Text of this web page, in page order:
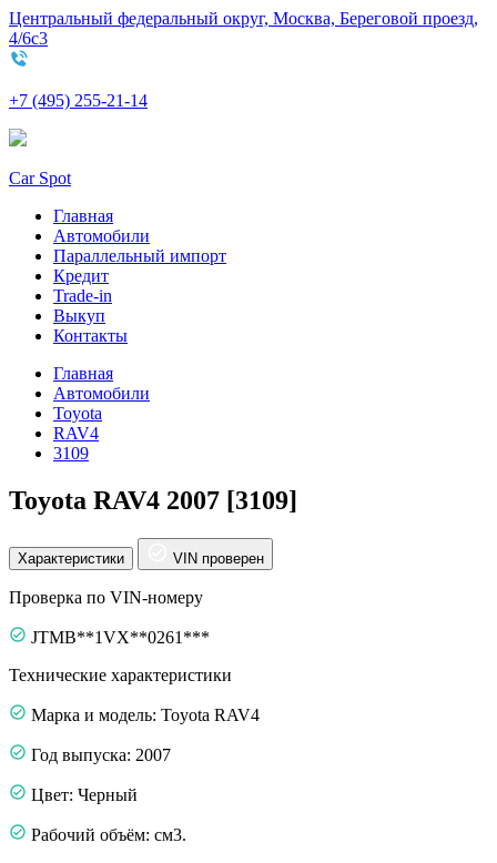
Центральный федеральный округ, Москва, Береговой проезд,
4/6с3
+7 (495) 255-21-14
Car Spot
Главная
Автомобили
Параллельный импорт
Кредит
Trade-in
Выкуп
Контакты
Главная
Автомобили
Toyota
RAV4
3109
Toyota RAV4 2007 [3109]
Характеристики VIN проверен
Проверка по VIN-номеру
JTMB**1VX**0261***
Технические характеристики
Марка и модель: Toyota RAV4
Год выпуска: 2007
Цвет: Черный
Рабочий объём: см3.